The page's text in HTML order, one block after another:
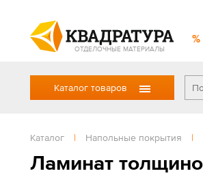
ОТДЕЛОЧНЫЕ МАТЕРИАЛЫ
Каталог товаров
Каталог | Напольные покрытия |
Ламинат